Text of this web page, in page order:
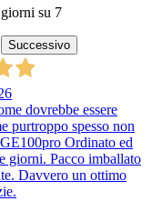
su 7
Successivo
dovrebbe essere
purtroppo spesso non
Ordinato ed
giorni. Pacco imballato
Davvero un ottimo